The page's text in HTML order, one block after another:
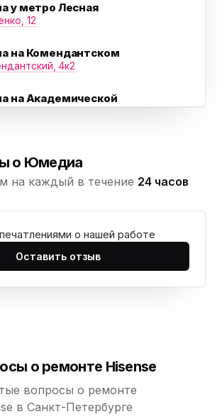
у метро Лесная
12
на Комендантском
4к2
на Академической
набережная, 35
на Наставников
на Дыбенко
на Международной
о Юмедиа
на каждый в течение 24 часов
о нашей работе
Оставить отзыв
о ремонте Hisense
вопросы о ремонте
в Санкт-Петербурге